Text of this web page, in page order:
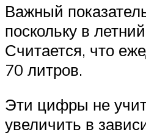
Важный
поскольку в
Считается, что
70 литров.
Эти цифры не
увеличить в